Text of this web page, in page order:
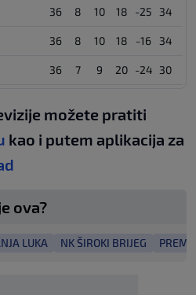
36 8 10 18 -25 34
36 8 10 18 -16 34
36 7 9 20 -24 30
možete pratiti
kao i putem aplikacija za
ova?
LUKA NK ŠIROKI BRIJEG